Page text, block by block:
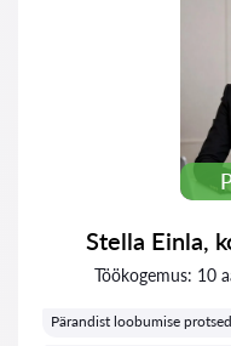
Stella Einla,
Töökogemus: 10
Pärandist loobumise